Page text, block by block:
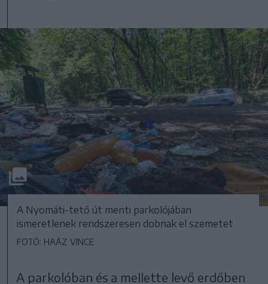
A Nyomáti-tető út menti parkolójában
ismeretlenek rendszeresen dobnak el szemetet
FOTÓ: HAÁZ VINCE
A parkolóban és a mellette levő erdőben